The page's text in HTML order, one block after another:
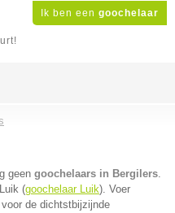
Ik ben een goochelaar
geen goochelaars in Bergilers.
(goochelaar Luik). Voer
de dichtstbijzijnde